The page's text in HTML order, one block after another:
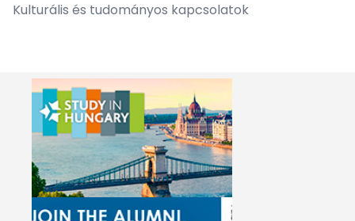
Kulturális és tudományos kapcsolatok